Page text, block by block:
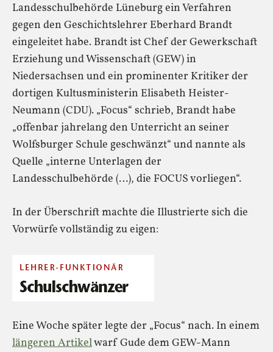
Landesschulbehörde Lüneburg ein Verfahren
gegen den Geschichtslehrer Eberhard Brandt
eingeleitet habe. Brandt ist Chef der Gewerkschaft
Erziehung und Wissenschaft (GEW) in
Niedersachsen und ein prominenter Kritiker der
dortigen Kultusministerin Elisabeth Heister-
Neumann (CDU). „Focus“ schrieb, Brandt habe
„offenbar jahrelang den Unterricht an seiner
Wolfsburger Schule geschwänzt“ und nannte als
Quelle „interne Unterlagen der
Landesschulbehörde (…), die FOCUS vorliegen“.
In der Überschrift machte die Illustrierte sich die
Vorwürfe vollständig zu eigen:
Eine Woche später legte der „Focus“ nach. In einem
längeren Artikelwarf Gude dem GEW-Mann